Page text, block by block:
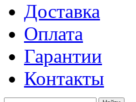
Доставка
Оплата
Гарантии
Контакты